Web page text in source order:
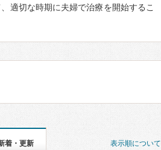
適切な時期に夫婦で治療を開始するこ
表示順について
着・更新